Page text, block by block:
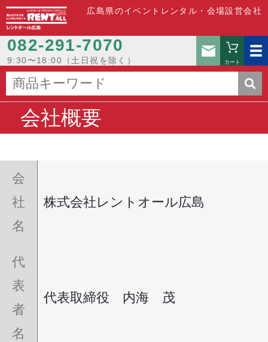
広島県のイベントレンタル・会場設営会社
082-291-7070
9:30〜18:00（土日祝を除く）
お問い
カート
会社概要
会
社
名
株式会社レントオール広島
代
表
者
名
代表取締役 内海 茂